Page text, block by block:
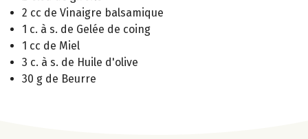
2 cc de Vinaigre balsamique
1 c. à s. de Gelée de coing
1 cc de Miel
3 c. à s. de Huile d'olive
30 g de Beurre